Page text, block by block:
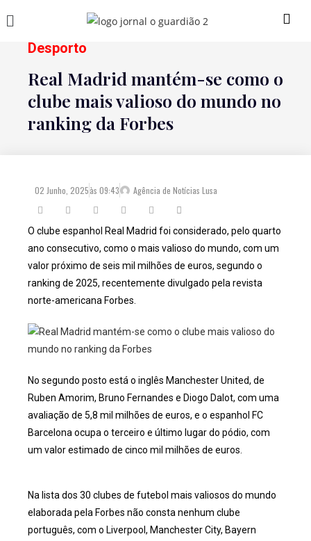
Desporto
Real Madrid mantém-se como o
clube mais valioso do mundo no
ranking da Forbes
02 Junho, 2025às 09:43 Agência de Notícias Lusa
O clube espanhol Real Madrid foi considerado, pelo quarto
ano consecutivo, como o mais valioso do mundo, com um
valor próximo de seis mil milhões de euros, segundo o
ranking de 2025, recentemente divulgado pela revista
norte-americana Forbes.
No segundo posto está o inglês Manchester United, de
Ruben Amorim, Bruno Fernandes e Diogo Dalot, com uma
avaliação de 5,8 mil milhões de euros, e o espanhol FC
Barcelona ocupa o terceiro e último lugar do pódio, com
um valor estimado de cinco mil milhões de euros.
Na lista dos 30 clubes de futebol mais valiosos do mundo
elaborada pela Forbes não consta nenhum clube
português, com o Liverpool, Manchester City, Bayern